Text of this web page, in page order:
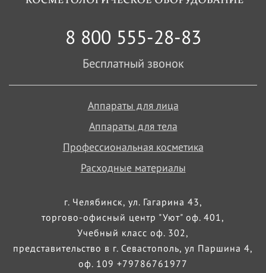
8 800 555-28-83
Бесплатный звонок
Аппараты для лица
Аппараты для тела
Профессиональная косметика
Расходные материалы
г. Челябинск, ул. Гагарина 43,
торгово-офисный центр "Уют" оф. 401,
Учебный класс оф. 302,
представительство в г. Севастополь, ул Паршина 4,
оф. 109 +79786761977